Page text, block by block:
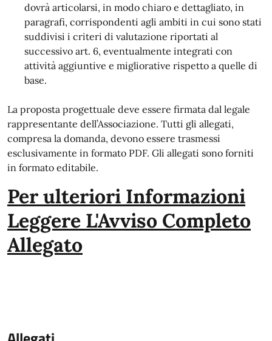
dovrà articolarsi, in modo chiaro e dettagliato, in
paragrafi, corrispondenti agli ambiti in cui sono stati
suddivisi i criteri di valutazione riportati al
successivo art. 6, eventualmente integrati con
attività aggiuntive e migliorative rispetto a quelle di
base.
La proposta progettuale deve essere firmata dal legale
rappresentante dell’Associazione. Tutti gli allegati,
compresa la domanda, devono essere trasmessi
esclusivamente in formato PDF. Gli allegati sono forniti
in formato editabile.
Per ulteriori Informazioni
Leggere L'Avviso Completo
Allegato